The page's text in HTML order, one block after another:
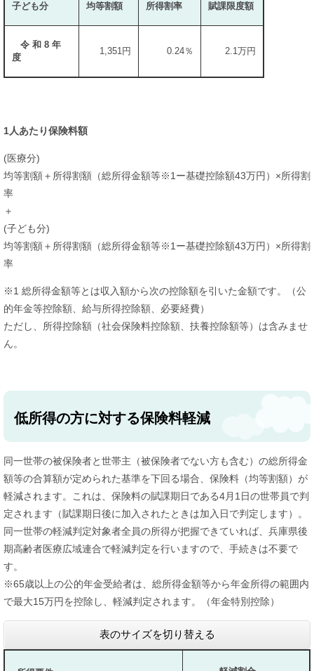
子ども分 均等割額 所得割率 賦課限度額
令 和 8 年
度
1,351円 0.24％ 2.1万円
1人あたり保険料額
(医療分)
均等割額＋所得割額（総所得金額等※1ー基礎控除額43万円）×所得割
率
＋
(子ども分)
均等割額＋所得割額（総所得金額等※1ー基礎控除額43万円）×所得割
率
​※1 総所得金額等とは収入額から次の控除額を引いた金額です。（公
的年金等控除額、給与所得控除額、必要経費）
ただし、所得控除額（社会保険料控除額、扶養控除額等）は含みませ
ん。
低所得の方に対する保険料軽減
同一世帯の被保険者と世帯主（被保険者でない方も含む）の総所得金
額等の合算額が定められた基準を下回る場合、保険料（均等割額）が
軽減されます。これは、保険料の賦課期日である4月1日の世帯員で判
定されます（賦課期日後に加入されたときは加入日で判定します）。
同一世帯の軽減判定対象者全員の所得が把握できていれば、兵庫県後
期高齢者医療広域連合で軽減判定を行いますので、手続きは不要で
す。
※65歳以上の公的年金受給者は、総所得金額等から年金所得の範囲内
で最大15万円を控除し、軽減判定されます。（年金特別控除）​​​
表のサイズを切り替える